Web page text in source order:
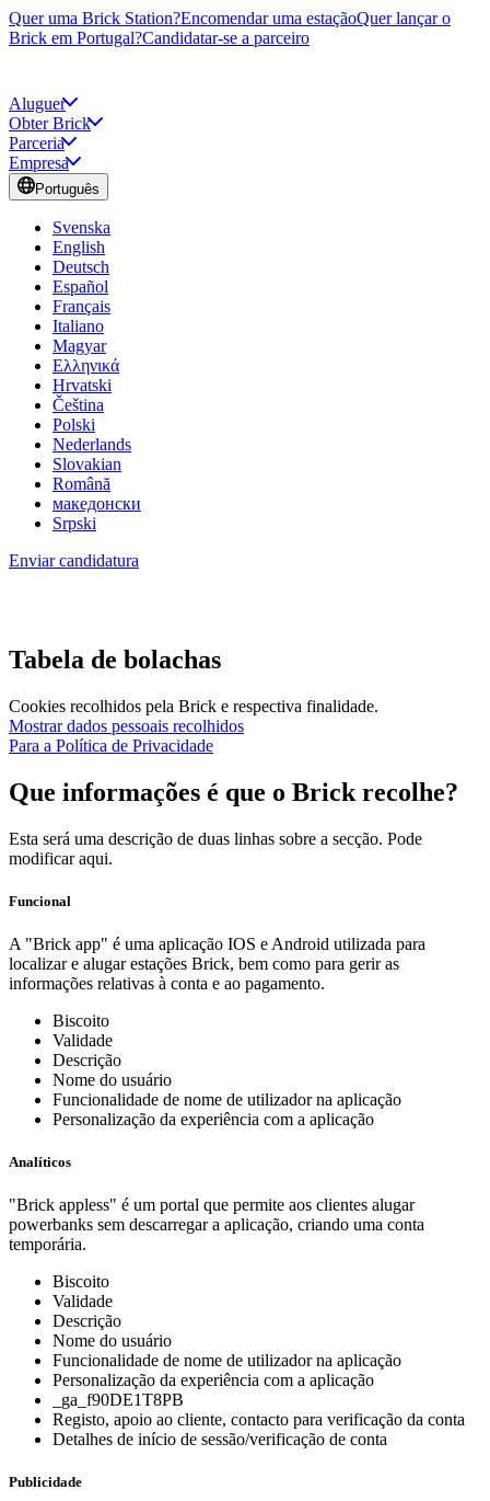
Quer uma Brick Station?Encomendar uma estaçãoQuer lançar o
Brick em Portugal?Candidatar-se a parceiro
Aluguer
Obter Brick
Parceria
Empresa
Português
Svenska
English
Deutsch
Español
Français
Italiano
Magyar
Ελληνικά
Hrvatski
Čeština
Polski
Nederlands
Slovakian
Română
македонски
Srpski
Enviar candidatura
Tabela de bolachas
Cookies recolhidos pela Brick e respectiva finalidade.
Mostrar dados pessoais recolhidos
Para a Política de Privacidade
Que informações é que o Brick recolhe?
Esta será uma descrição de duas linhas sobre a secção. Pode
modificar aqui.
Funcional
A "Brick app" é uma aplicação IOS e Android utilizada para
localizar e alugar estações Brick, bem como para gerir as
informações relativas à conta e ao pagamento.
Biscoito
Validade
Descrição
Nome do usuário
Funcionalidade de nome de utilizador na aplicação
Personalização da experiência com a aplicação
Analíticos
"Brick appless" é um portal que permite aos clientes alugar
powerbanks sem descarregar a aplicação, criando uma conta
temporária.
Biscoito
Validade
Descrição
Nome do usuário
Funcionalidade de nome de utilizador na aplicação
Personalização da experiência com a aplicação
_ga_f90DE1T8PB
Registo, apoio ao cliente, contacto para verificação da conta
Detalhes de início de sessão/verificação de conta
Publicidade